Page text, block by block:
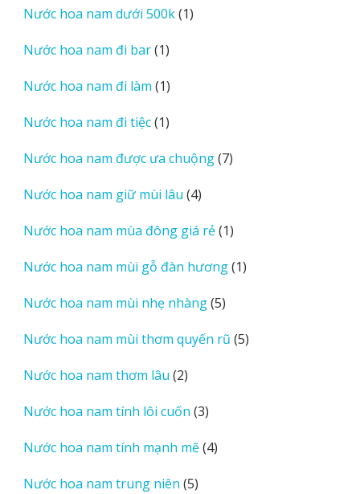
Nước hoa nam dưới 500k 11
Nước hoa nam đi bar 11
phẩm
Nước hoa nam đi làm 11
phẩm
Nước hoa nam đi tiệc 11
phẩm
Nước hoa nam được ưa chuộng 77
Nước hoa nam giữ mùi lâu 44
phẩm
Nước hoa nam mùa đông giá rẻ 11
phẩm
Nước hoa nam mùi gỗ đàn hương 11
Nước hoa nam mùi nhẹ nhàng 55
phẩm
Nước hoa nam mùi thơm quyến rũ 55
Nước hoa nam thơm lâu 22
phẩm
Nước hoa nam tính lôi cuốn 33
phẩm
Nước hoa nam tính mạnh mẽ 44
Nước hoa nam trung niên 55